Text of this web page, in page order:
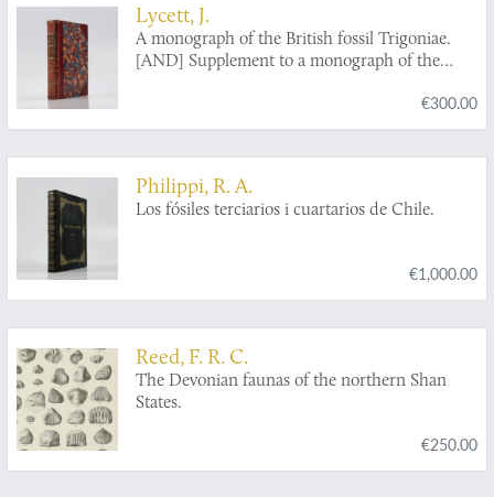
Lycett, J.
A monograph of the British fossil Trigoniae.
[AND] Supplement to a monograph of the
€300.00
Philippi, R. A.
Los fósiles terciarios i cuartarios de Chile.
€1,000.00
Reed, F. R. C.
The Devonian faunas of the northern Shan
States.
€250.00